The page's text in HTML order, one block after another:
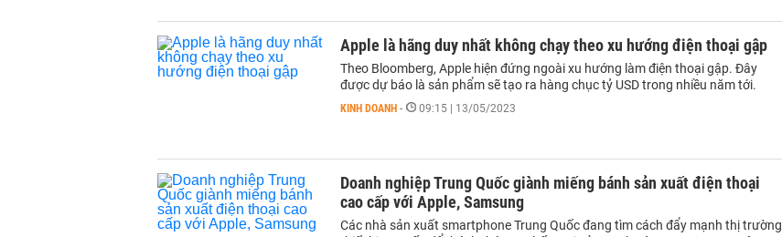
Apple là hãng duy nhất không chạy theo xu hướng điện thoại gập
Theo Bloomberg, Apple hiện đứng ngoài xu hướng làm điện thoại gập. Đây
được dự báo là sản phẩm sẽ tạo ra hàng chục tỷ USD trong nhiều năm tới.
KINH DOANH - 09:15 | 13/05/2023
Doanh nghiệp Trung Quốc giành miếng bánh sản xuất điện thoại
cao cấp với Apple, Samsung
Các nhà sản xuất smartphone Trung Quốc đang tìm cách đẩy mạnh thị trường